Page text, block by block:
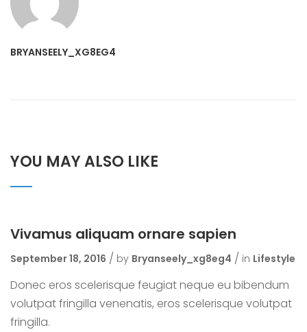
BRYANSEELY_XG8EG4
YOU MAY ALSO LIKE
Vivamus aliquam ornare sapien
September 18, 2016 by Bryanseely_xg8eg4 in Lifestyle
Donec eros scelerisque feugiat neque eu bibendum
volutpat fringilla venenatis, eros scelerisque volutpat
fringilla.